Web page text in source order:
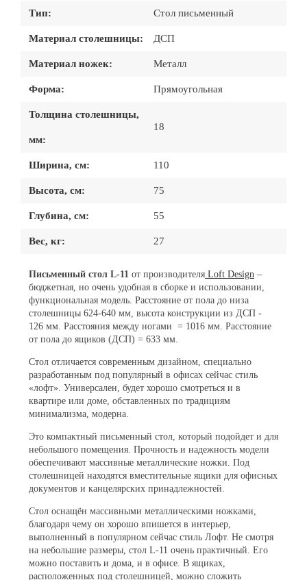
Тип: Стол письменный
Материал столешницы: ДСП
Материал ножек: Металл
Форма: Прямоугольная
Толщина столешницы,
мм:
18
Ширина, см: 110
Высота, см: 75
Глубина, см: 55
Вес, кг: 27
Письменный стол L-11 от производителя Loft Design –
бюджетная, но очень удобная в сборке и использовании,
функциональная модель. Расстояние от пола до низа
столешницы 624-640 мм, высота конструкции из ДСП -
126 мм. Расстояния между ногами = 1016 мм. Расстояние
от пола до ящиков (ДСП) = 633 мм.
Стол отличается современным дизайном, специально
разработанным под популярный в офисах сейчас стиль
«лофт». Универсален, будет хорошо смотреться и в
квартире или доме, обставленных по традициям
минимализма, модерна.
Это компактный письменный стол, который подойдет и для
небольшого помещения. Прочность и надежность модели
обеспечивают массивные металлические ножки. Под
столешницей находятся вместительные ящики для офисных
документов и канцелярских принадлежностей.
Стол оснащён массивными металлическими ножками,
благодаря чему он хорошо впишется в интерьер,
выполненный в популярном сейчас стиль Лофт. Не смотря
на небольшие размеры, стол L-11 очень практичный. Его
можно поставить и дома, и в офисе. В ящиках,
расположенных под столешницей, можно сложить